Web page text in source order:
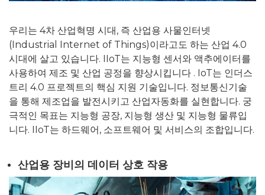
우리는 4차 산업혁명 시대, 즉 산업용 사물인터넷
(Industrial Internet of Things)이라고도 하는 산업 4.0
시대에 살고 있습니다. IIoT는 지능형 센서와 액추에이터를
사용하여 제조 및 산업 공정을 향상시킵니다 . IoT는 인더스
트리 4.0 프로젝트의 핵심 지원 기술입니다. 정보통신기술
을 통해 제조업을 발전시키고 산업자동화를 실현합니다. 궁
극적인 목표는 지능형 공장, 지능형 생산 및 지능형 물류입
니다. IIoT는 하드웨어, 소프트웨어 및 서비스의 조합입니다.
산업용 장비의 데이터 상호 작용